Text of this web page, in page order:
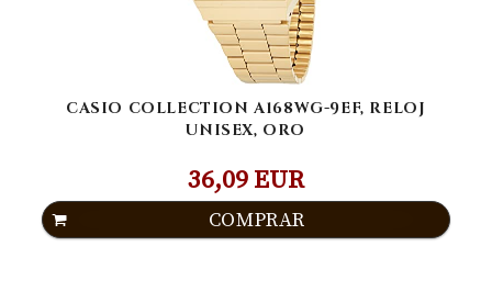
CASIO COLLECTION A168WG-9EF, RELOJ
UNISEX, ORO
36,09 EUR
COMPRAR